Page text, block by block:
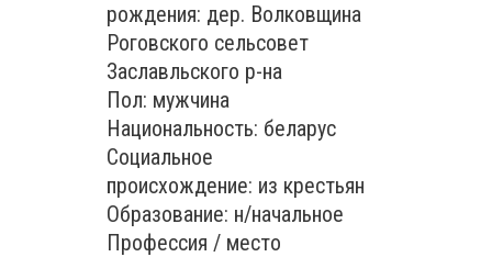
рождения: дер. Волковщина
Роговского сельсовет
Заславльского р-на
Пол: мужчина
Национальность: беларус
Социальное
происхождение: из крестьян
Образование: н/начальное
Профессия / место